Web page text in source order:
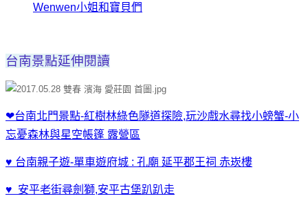
Wenwen小姐和寶貝們
台南景點延伸閱讀
❤台南北門景點-紅樹林綠色隧道探險,玩沙戲水尋找小螃蟹-小
忘憂森林與星空帳篷 露營區
♥ 台南親子遊-單車遊府城 : 孔廟 延平郡王祠 赤崁樓
♥ 安平老街尋劍獅,安平古堡趴趴走